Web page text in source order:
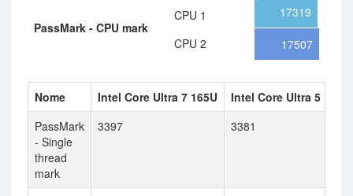
PassMark - CPU mark
CPU 1
CPU 2
17319
17507
Nome Intel Core Ultra 7 165U
Intel Core Ultra 5 135U
PassMark
- Single
thread
mark
3397 3381